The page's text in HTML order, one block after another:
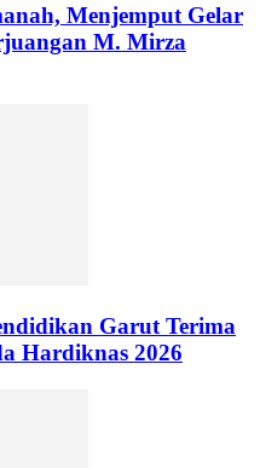
Menjemput Gelar
M. Mirza
Garut Terima
Hardiknas 2026